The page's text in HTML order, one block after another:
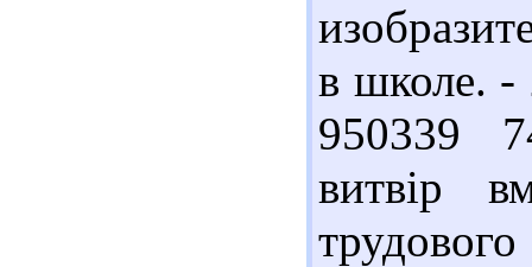
в школе.
950339
витвір